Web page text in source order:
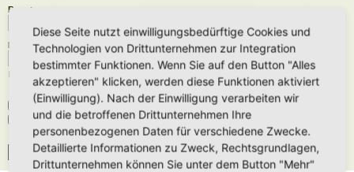
Benutzername:
Passwort:
Ich habe mein Passwort vergessen
Angemeldet bleiben
Meinen Online-Status während dieser Sitzung verbergen
Diese Seite nutzt einwilligungsbedürftige Cookies und
Technologien von Drittunternehmen zur Integration
bestimmter Funktionen. Wenn Sie auf den Button "Alles
akzeptieren" klicken, werden diese Funktionen aktiviert
(Einwilligung). Nach der Einwilligung verarbeiten wir
und die betroffenen Drittunternehmen Ihre
personenbezogenen Daten für verschiedene Zwecke.
Detaillierte Informationen zu Zweck, Rechtsgrundlagen,
Drittunternehmen können Sie unter dem Button "Mehr"